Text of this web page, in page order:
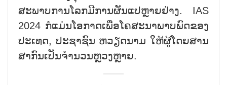
ສະພາບການໂລກມີການຜັນແປຫຼາຍຢ່າງ. IAS
2024 ກໍແມ່ນໂອກາດເພື່ອໂຄສະນາພາບພົດຂອງ
ປະເທດ, ປະຊາຊົນ ຫວຽດນາມ ໃຫ້ຜູ້ໂດຍສານ
ສາກົນເປັນຈຳນວນຫຼວງຫຼາຍ.